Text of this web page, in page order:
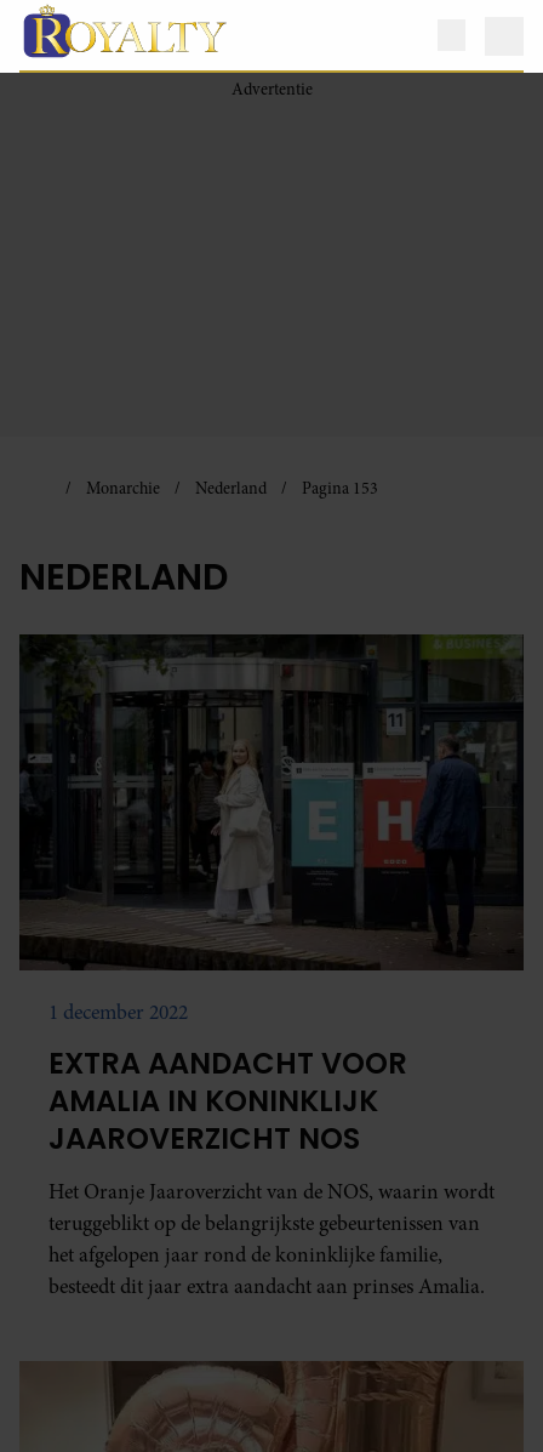
Monarchie Nederland Pagina 153
NEDERLAND
1 december 2022
EXTRA AANDACHT VOOR
AMALIA IN KONINKLIJK
JAAROVERZICHT NOS
Het Oranje Jaaroverzicht van de NOS, waarin wordt
teruggeblikt op de belangrijkste gebeurtenissen van
het afgelopen jaar rond de koninklijke familie,
besteedt dit jaar extra aandacht aan prinses Amalia.